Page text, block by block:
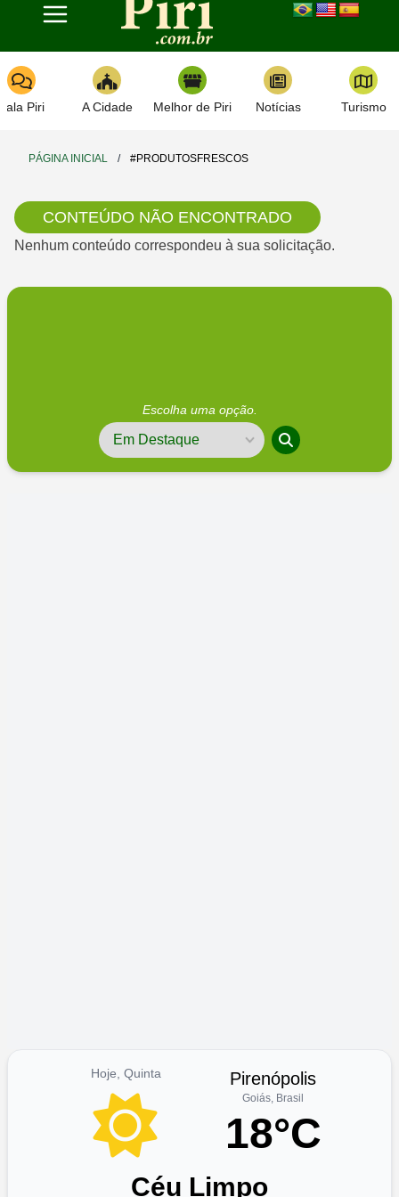
Toggle navigation
Piri A Cidade Melhor de Piri Notícias Turismo
PÁGINA INICIAL / #PRODUTOSFRESCOS
CONTEÚDO NÃO ENCONTRADO
Nenhum conteúdo correspondeu à sua solicitação.
Escolha uma opção.
Hoje, Quinta Pirenópolis
Goiás, Brasil
18°C
Céu Limpo